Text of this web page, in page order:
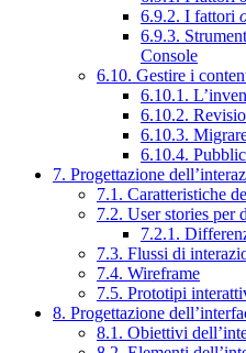
6.9.2. I fattori
6.9.3.
Console
6.10. Gestire i
6.10.1.
6.10.2.
6.10.3.
6.10.4.
7. Progettazione
7.1. Caratteristiche
7.2. User stories per
7.2.1.
7.3. Flussi di
7.4. Wireframe
7.5. Prototipi
8. Progettazione
8.1. Obiettivi